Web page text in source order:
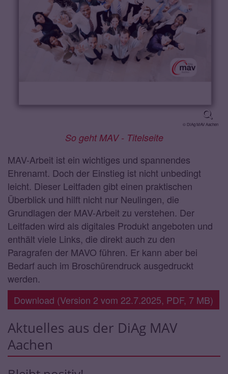
© DiAg MAV Aachen
So geht MAV - Titelseite
MAV-Arbeit ist ein wichtiges und spannendes
Ehrenamt. Doch der Einstieg ist nicht unbedingt
leicht. Dieser Leitfaden gibt einen praktischen
Überblick und hilft nicht nur Neulingen, die
Grundlagen der MAV-Arbeit zu verstehen. Der
Leitfaden wird als digitales Produkt angeboten und
enthält viele Links, die direkt auch zu den
Paragrafen der MAVO führen. Er kann aber bei
Bedarf auch im Broschürendruck ausgedruckt
werden.
Download (Version 2 vom 22.7.2025, PDF, 7 MB)
Aktuelles aus der DiAg MAV
Aachen